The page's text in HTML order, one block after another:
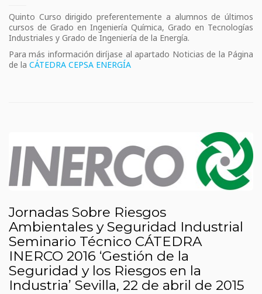
Quinto Curso dirigido preferentemente a alumnos de últimos
cursos de Grado en Ingeniería Química, Grado en Tecnologías
Industriales y Grado de Ingeniería de la Energía.
Para más información diríjase al apartado Noticias de la Página
de la CÁTEDRA CEPSA ENERGÍA
Jornadas Sobre Riesgos
Ambientales y Seguridad Industrial
Seminario Técnico CÁTEDRA
INERCO 2016 ‘Gestión de la
Seguridad y los Riesgos en la
Industria’ Sevilla, 22 de abril de 2015